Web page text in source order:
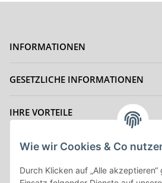
INFORMATIONEN
GESETZLICHE INFORMATIONEN
IHRE VORTEILE
ZAHLUNGSMÖGLICHKEITEN
Wie wir Cookies & Co
Durch Klicken auf „Alle